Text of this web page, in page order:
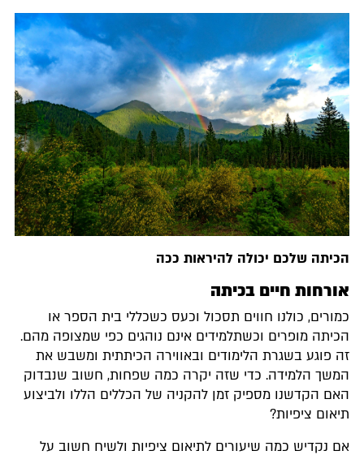
הכיתה שלכם יכולה להיראות ככה
אורחות חיים בכיתה
כמורים, כולנו חווים תסכול וכעס כשכללי בית הספר או
הכיתה מופרים וכשתלמידים אינם נוהגים כפי שמצופה מהם.
זה פוגע בשגרת הלימודים ובאווירה הכיתתית ומשבש את
המשך הלמידה. כדי שזה יקרה כמה שפחות, חשוב שנבדוק
האם הקדשנו מספיק זמן להקניה של הכללים הללו ולביצוע
תיאום ציפיות?
אם נקדיש כמה שיעורים לתיאום ציפיות ולשיח חשוב על